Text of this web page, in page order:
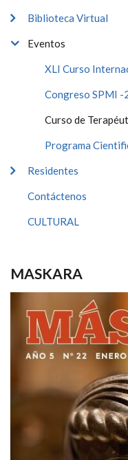
Biblioteca Virtual
Eventos
XLI Curso
Congreso SPMI -
Curso de
Programa
Residentes
Contáctenos
CULTURAL
MASKARA